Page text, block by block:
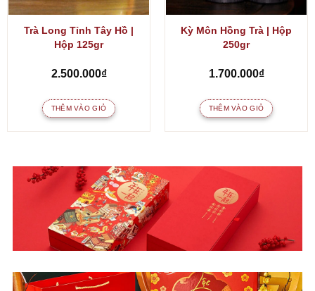
Trà Long Tỉnh Tây Hồ |
Hộp 125gr
2.500.000₫
THÊM VÀO GIỎ
Kỳ Môn Hồng Trà | Hộp
250gr
1.700.000₫
THÊM VÀO GIỎ